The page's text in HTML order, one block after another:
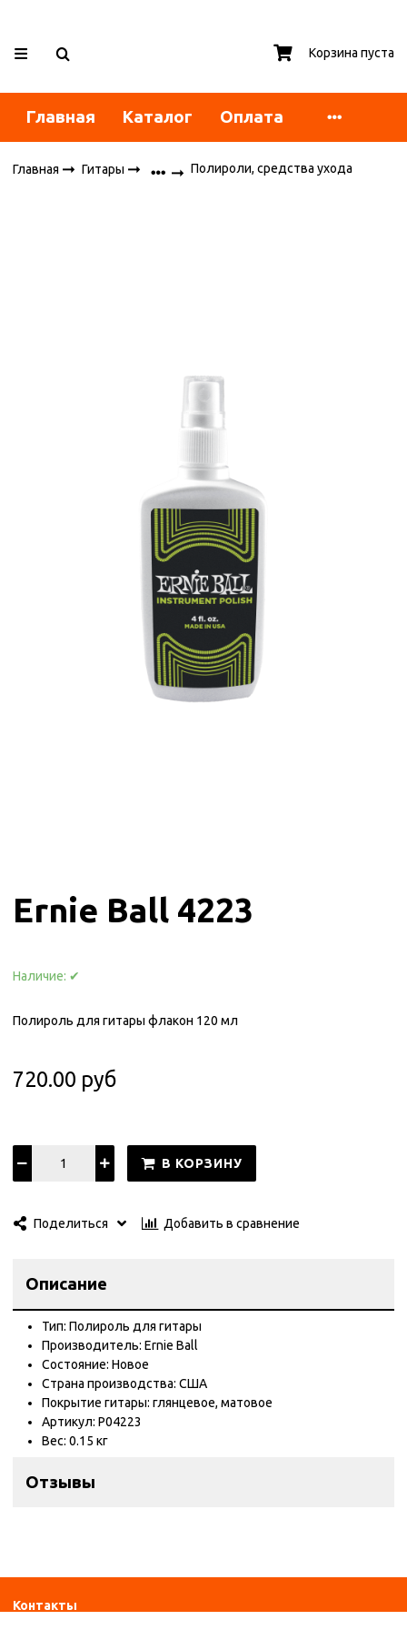
Корзина пуста
Главная Каталог Оплата
Главная Гитары Полироли, средства ухода
Ernie Ball 4223
Наличие: ✔
Полироль для гитары флакон 120 мл
720.00 руб
В КОРЗИНУ
Поделиться Добавить в сравнение
Описание
Тип: Полироль для гитары
Производитель: Ernie Ball
Состояние: Новое
Страна производства: США
Покрытие гитары: глянцевое, матовое
Артикул: P04223
Вес: 0.15 кг
Отзывы
Контакты